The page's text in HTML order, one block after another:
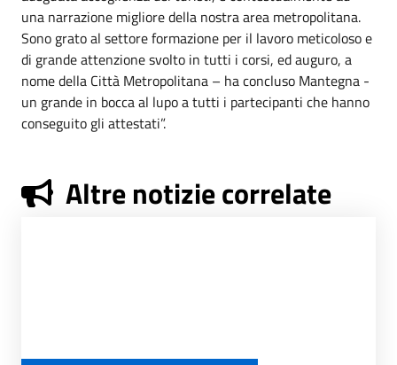
una narrazione migliore della nostra area metropolitana.
Sono grato al settore formazione per il lavoro meticoloso e
di grande attenzione svolto in tutti i corsi, ed auguro, a
nome della Città Metropolitana – ha concluso Mantegna -
un grande in bocca al lupo a tutti i partecipanti che hanno
conseguito gli attestati”.
Altre notizie correlate